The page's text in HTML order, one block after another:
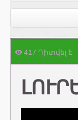
417 Դիտվել է